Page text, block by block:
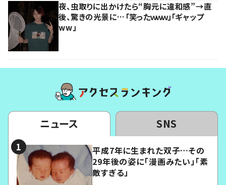
夜、虫取りに出かけたら“胸元に違和感”→直
後、驚きの光景に…「笑ったｗｗｗ」「ギャップ
ww」
ニュース SNS
平成7年に生まれた双子…その
29年後の姿に「漫画みたい」「素
敵すぎる」